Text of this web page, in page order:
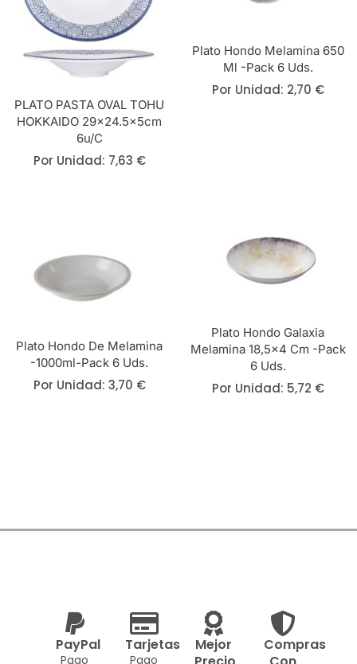
PLATO PASTA OVAL TOHU
HOKKAIDO 29×24.5x5cm
6u/c
Por Unidad: 7,63 €
Plato Hondo Melamina 650
Ml -Pack 6 Uds.
Por Unidad: 2,70 €
Plato Hondo De Melamina
-1000ml-Pack 6 Uds.
Por Unidad: 3,70 €
Plato Hondo Galaxia
Melamina 18,5×4 Cm -Pack
6 Uds.
Por Unidad: 5,72 €
PayPal
Pago
Tarjetas
Pago
Mejor
Compras